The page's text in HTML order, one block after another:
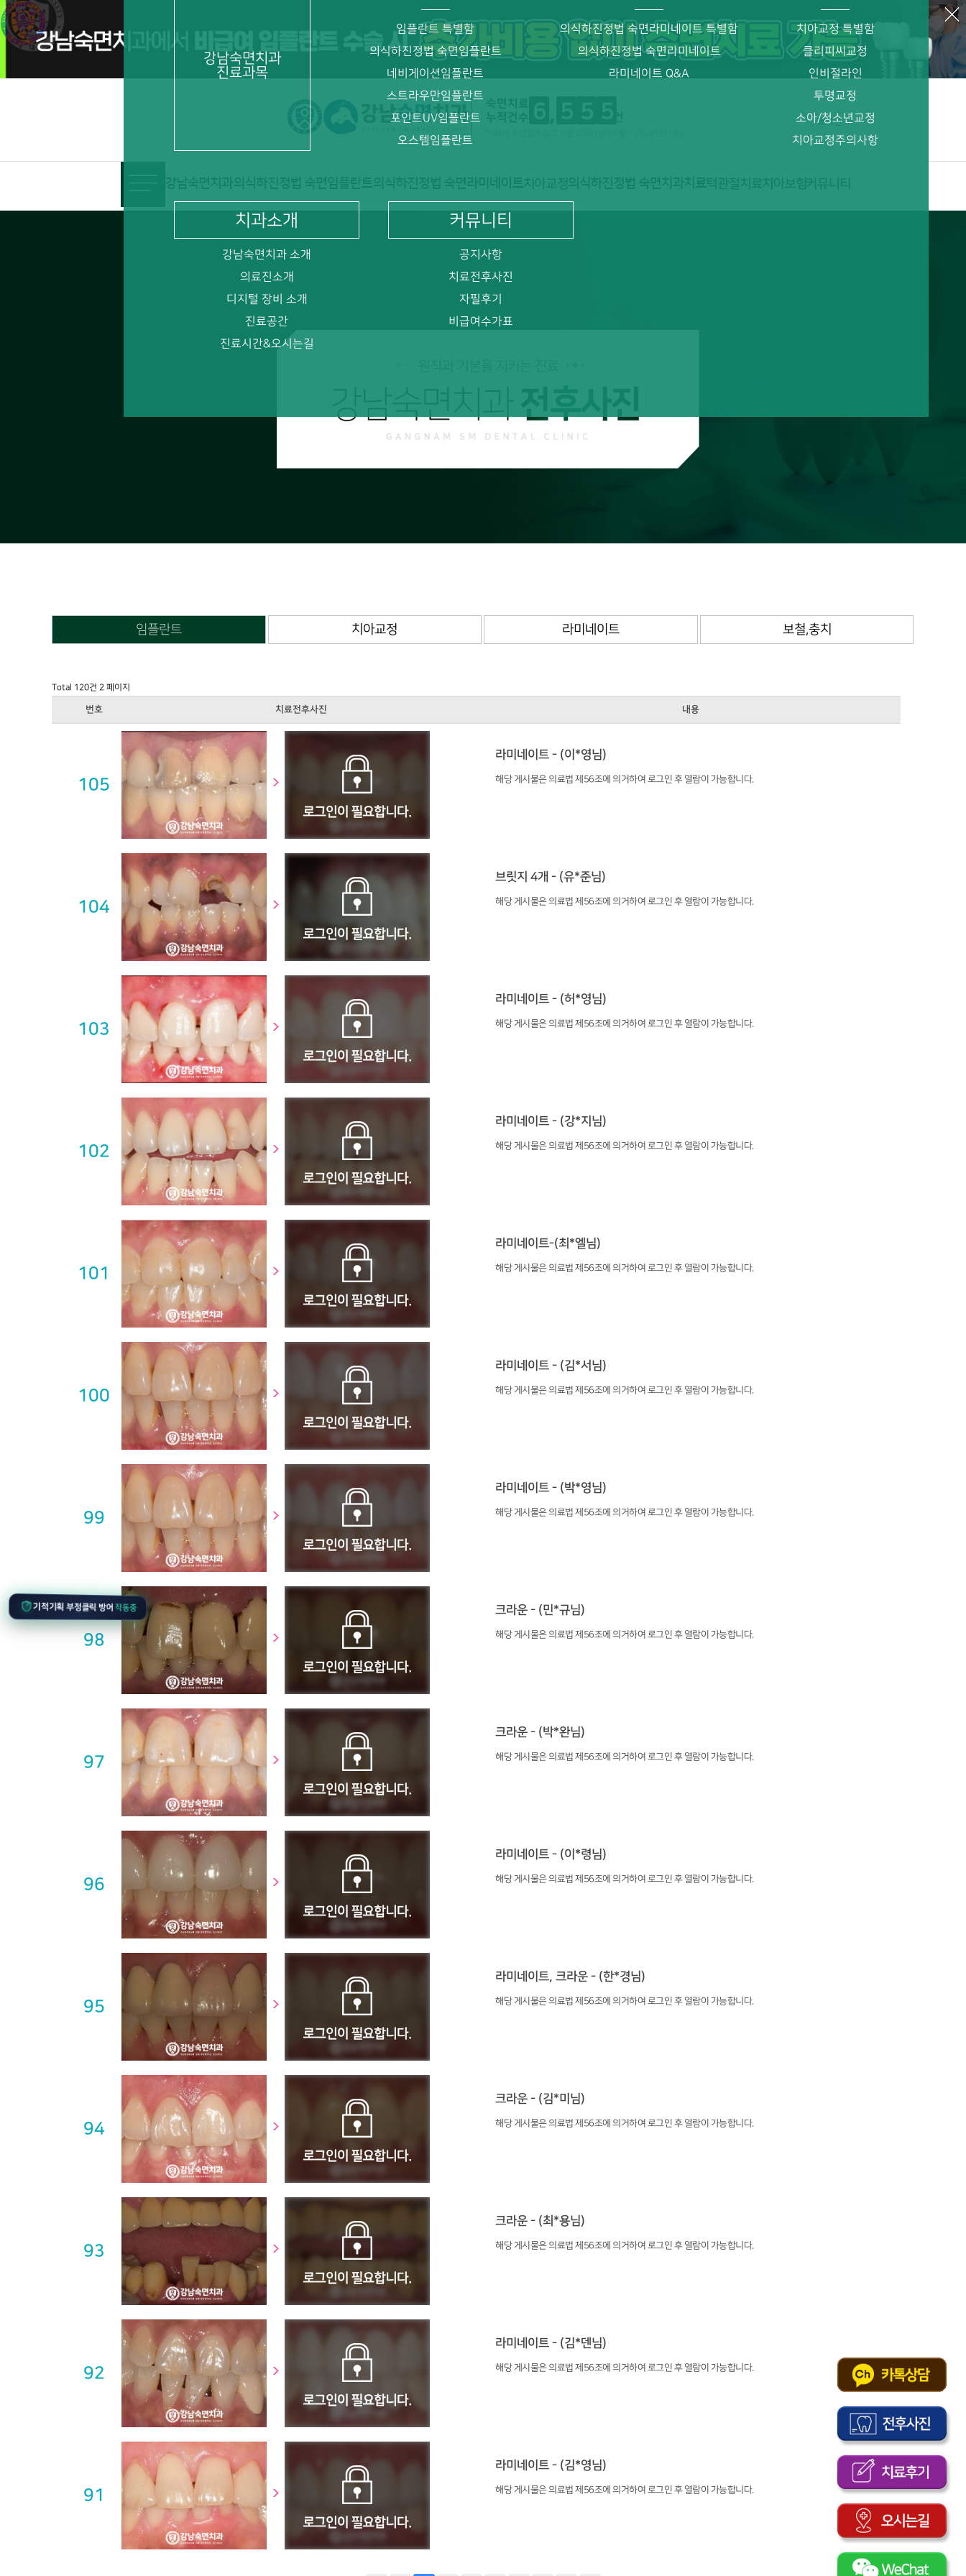
비급여 임플란트 수술 시 의식하진정법 치료비용 포함
로그인
강남숙면치과
진료과목
임플란트 특별함
의식하진정법 숙면임플란트
네비게이션임플란트
스트라우만임플란트
포인트UV임플란트
오스템임플란트
의식하진정법 숙면라미네이트 특별함
의식하진정법 숙면라미네이트
라미네이트 Q&A
치아교정 특별함
클리피씨교정
인비절라인
투명교정
소아/청소년교정
치아교정주의사항
치과소개
강남숙면치과 소개
의료진소개
디지털 장비 소개
진료공간
진료시간&오시는길
커뮤니티
공지사항
치료전후사진
자필후기
비급여수가표
임플란트 치아교정 라미네이트 보철,충치
Total 120건 2 페이지
번호 치료전후사진 내용
105
라미네이트 - (이*영님)
해당 게시물은 의료법 제56조에 의거하여 로그인 후 열람이 가능합니다.
104
브릿지 4개 - (유*준님)
해당 게시물은 의료법 제56조에 의거하여 로그인 후 열람이 가능합니다.
103
라미네이트 - (허*영님)
해당 게시물은 의료법 제56조에 의거하여 로그인 후 열람이 가능합니다.
102
라미네이트 - (강*지님)
해당 게시물은 의료법 제56조에 의거하여 로그인 후 열람이 가능합니다.
101
라미네이트-(최*엘님)
해당 게시물은 의료법 제56조에 의거하여 로그인 후 열람이 가능합니다.
100
라미네이트 - (김*서님)
해당 게시물은 의료법 제56조에 의거하여 로그인 후 열람이 가능합니다.
99
라미네이트 - (박*영님)
해당 게시물은 의료법 제56조에 의거하여 로그인 후 열람이 가능합니다.
98
크라운 - (민*규님)
해당 게시물은 의료법 제56조에 의거하여 로그인 후 열람이 가능합니다.
97
크라운 - (박*완님)
해당 게시물은 의료법 제56조에 의거하여 로그인 후 열람이 가능합니다.
96
라미네이트 - (이*령님)
해당 게시물은 의료법 제56조에 의거하여 로그인 후 열람이 가능합니다.
95
라미네이트, 크라운 - (한*경님)
해당 게시물은 의료법 제56조에 의거하여 로그인 후 열람이 가능합니다.
94
크라운 - (김*미님)
해당 게시물은 의료법 제56조에 의거하여 로그인 후 열람이 가능합니다.
93
크라운 - (최*용님)
해당 게시물은 의료법 제56조에 의거하여 로그인 후 열람이 가능합니다.
92
라미네이트 - (김*덴님)
해당 게시물은 의료법 제56조에 의거하여 로그인 후 열람이 가능합니다.
91
라미네이트 - (김*영님)
해당 게시물은 의료법 제56조에 의거하여 로그인 후 열람이 가능합니다.
기적기획 부정클릭 방어작동중